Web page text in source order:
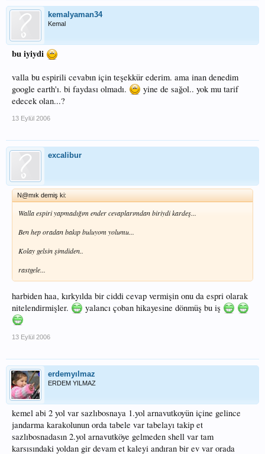
kemalyaman34
Kemal
bu iyiydi
valla bu espirili cevabın için teşekkür ederim. ama inan denedim
google earth'ı. bi faydası olmadı.
yine de sağol.. yok mu tarif
edecek olan...?
13 Eylül 2006
excalibur
N@mık demiş ki:
Walla espiri yapmadığım ender cevaplarımdan biriydi kardeş...
Ben hep oradan bakıp buluyom yolumu...
Kolay gelsin şimdiden..
rastgele...
harbiden haa, kırkyılda bir ciddi cevap vermişin onu da espri olarak
nitelendirmişler.
yalancı çoban hikayesine dönmüş bu iş
13 Eylül 2006
erdemyılmaz
ERDEM YILMAZ
kemel abi 2 yol var sazlıbosnaya 1.yol arnavutkoyün içine gelince
jandarma karakolunun orda tabele var tabelayı takip et
sazlıbosnadasın 2.yol arnavutköye gelmeden shell var tam
karsısındaki yoldan gir devam et kaleyi andıran bir ev var orada